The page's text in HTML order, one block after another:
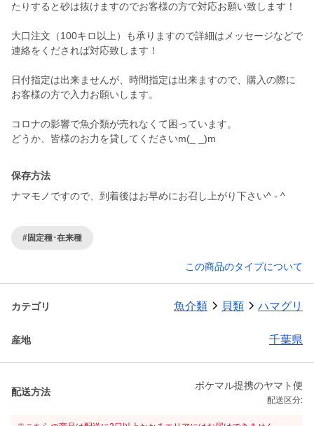
たりすると砂は抜けますのでお客様の方で対応お願い致します！
大口注文（100キロ以上）も承りますので詳細はメッセージなどで
連絡をくだされば対応致します！
日付指定は出来ませんが、時間指定は出来ますので、購入の際に
お客様の方で入力お願いします。
コロナの影響で魚介類が売れなくて困っています。
どうか、皆様のお力を貸してくださいm(_ _)m
保存方法
ナマモノですので、到着後はお早めにお召し上がり下さい^ - ^
#固定種･在来種
この商品のタイプについて
カテゴリ 魚介類 貝類 ハマグリ
産地 千葉県
配送方法
ポケマル提携のヤマト便
配送区分: